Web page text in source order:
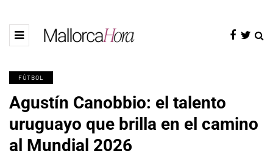
FÚTBOL
Agustín Canobbio: el talento
uruguayo que brilla en el camino
al Mundial 2026